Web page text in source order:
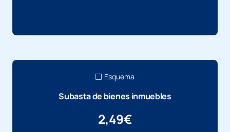
Esquema
Subasta de bienes inmuebles
2,49€